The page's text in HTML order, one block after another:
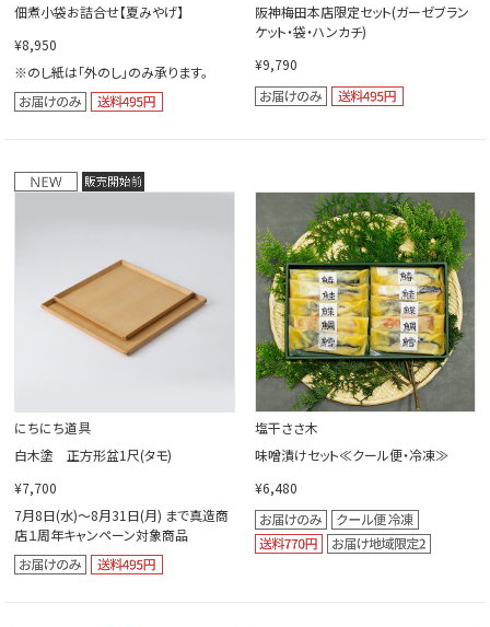
佃煮小袋お詰合せ【夏みやげ】
¥8,950
※のし紙は「外のし」のみ承ります。
阪神梅田本店限定セット(ガーゼブラン
ケット・袋・ハンカチ)
¥9,790
にちにち道具
白木塗 正方形盆1尺(タモ)
¥7,700
7月8日(水)～8月31日(月) まで真造商
店１周年キャンペーン対象商品
塩干ささ木
味噌漬けセット≪クール便・冷凍≫
¥6,480